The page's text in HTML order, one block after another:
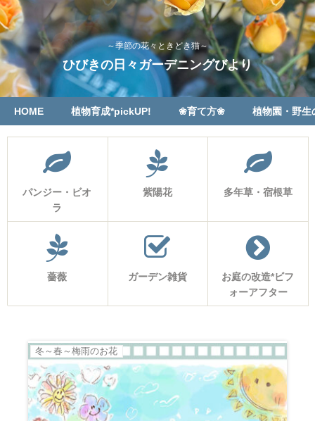
～季節の花々ときどき猫～
ひびきの日々ガーデニングびより
HOME 植物育成*pickUP! ❀育て方❀ 植物園・野生
パンジー・ビオ
ラ
紫陽花 多年草・宿根草
薔薇 ガーデン雑貨
お庭の改造*ビフ
ォーアフター
冬～春～梅雨のお花